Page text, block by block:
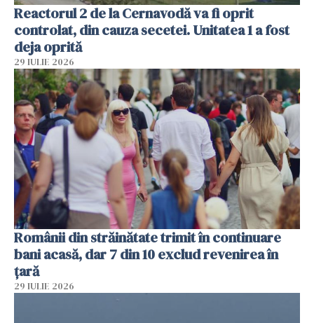
Reactorul 2 de la Cernavodă va fi oprit
controlat, din cauza secetei. Unitatea 1 a fost
deja oprită
29 IULIE 2026
Românii din străinătate trimit în continuare
bani acasă, dar 7 din 10 exclud revenirea în
țară
29 IULIE 2026